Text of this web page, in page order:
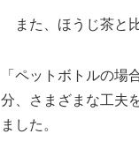
また、ほうじ茶と
「ペットボトルの
分、さまざまな工夫
ました。